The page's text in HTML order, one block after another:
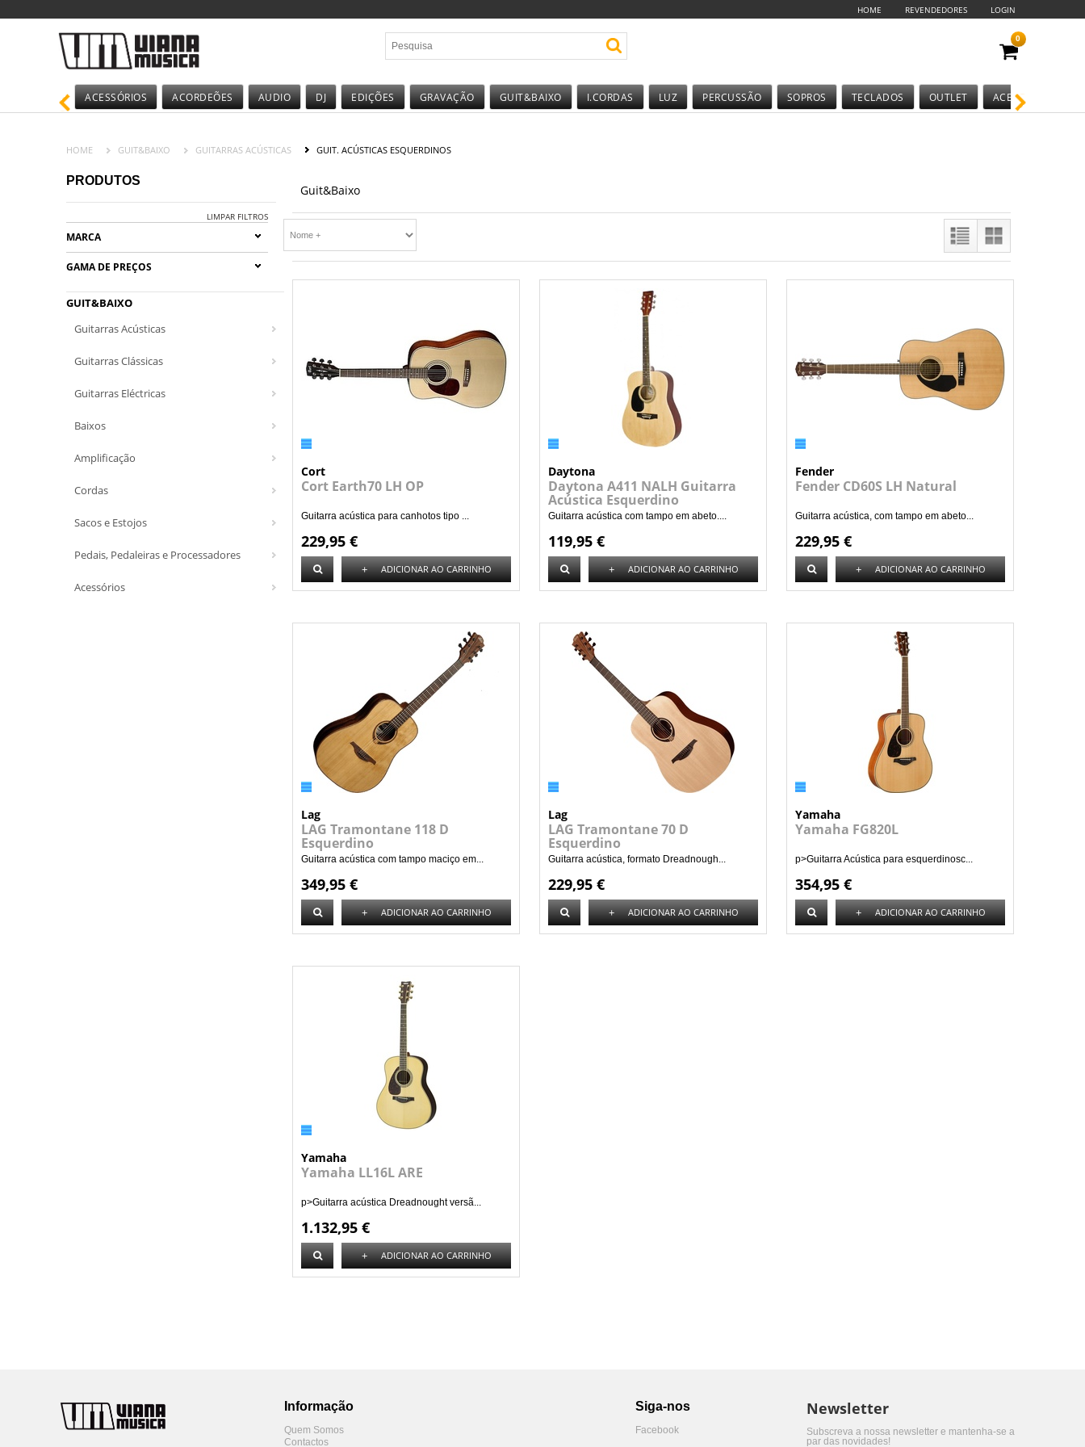
HOME REVENDEDORES LOGIN
0
ACESSÓRIOS ACORDEÕES AUDIO DJ EDIÇÕES GRAVAÇÃO GUIT&BAIXO I.CORDAS LUZ PERCUSSÃO SOPROS TECLADOS OUTLET ACESSÓRIOS
HOME GUIT&BAIXO GUITARRAS ACÚSTICAS GUIT. ACÚSTICAS ESQUERDINOS
PRODUTOS
LIMPAR FILTROS
MARCA
GAMA DE PREÇOS
GUIT&BAIXO
Guitarras Acústicas
Guitarras Clássicas
Guitarras Eléctricas
Baixos
Amplificação
Cordas
Sacos e Estojos
Pedais, Pedaleiras e Processadores
Acessórios
Guit&Baixo
Cort
Cort Earth70 LH OP
Guitarra acústica para canhotos tipo ...
229,95 €
+ ADICIONAR AO CARRINHO
Daytona
Daytona A411 NALH Guitarra
Acústica Esquerdino
Guitarra acústica com tampo em abeto....
119,95 €
+ ADICIONAR AO CARRINHO
Fender
Fender CD60S LH Natural
Guitarra acústica, com tampo em abeto...
229,95 €
+ ADICIONAR AO CARRINHO
Lag
LAG Tramontane 118 D
Esquerdino
Guitarra acústica com tampo maciço em...
349,95 €
+ ADICIONAR AO CARRINHO
Lag
LAG Tramontane 70 D
Esquerdino
Guitarra acústica, formato Dreadnough...
229,95 €
+ ADICIONAR AO CARRINHO
Yamaha
Yamaha FG820L
p>Guitarra Acústica para esquerdinosc...
354,95 €
+ ADICIONAR AO CARRINHO
Yamaha
Yamaha LL16L ARE
p>Guitarra acústica Dreadnought versã...
1.132,95 €
+ ADICIONAR AO CARRINHO
Informação
Quem Somos
Contactos
Siga-nos
Facebook
Newsletter
Subscreva a nossa newsletter e mantenha-se a
par das novidades!